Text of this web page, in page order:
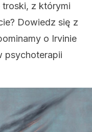
z którymi
Dowiedz się z
o Irvinie
psychoterapii